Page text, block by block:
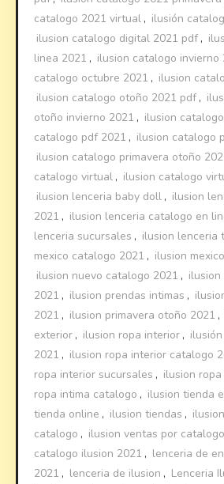
catalogo 2021 virtual , ilusión
ilusion catalogo digital 2021 pdf ,
linea 2021 , ilusion catalogo invierno
catalogo octubre 2021 , ilusion
ilusion catalogo otoño 2021 pdf ,
otoño invierno 2021 , ilusion
catalogo pdf 2021 , ilusion catalogo
ilusion catalogo primavera otoño
catalogo virtual , ilusion catalogo
ilusion lenceria baby doll , ilusion
2021 , ilusion lenceria catalogo en
lenceria sucursales , ilusion lenceria
mexico catalogo 2021 , ilusion
ilusion nuevo catalogo 2021 ,
2021 , ilusion prendas intimas ,
2021 , ilusion primavera otoño 2021 ,
exterior , ilusion ropa interior ,
2021 , ilusion ropa interior catalogo
ropa interior sucursales , ilusion
ropa intima catalogo , ilusion tienda
tienda online , ilusion tiendas ,
catalogo , ilusion ventas por catalogo
catalogo ilusion 2021 , lenceria de
2021 , lenceria de ilusion , Lenceria